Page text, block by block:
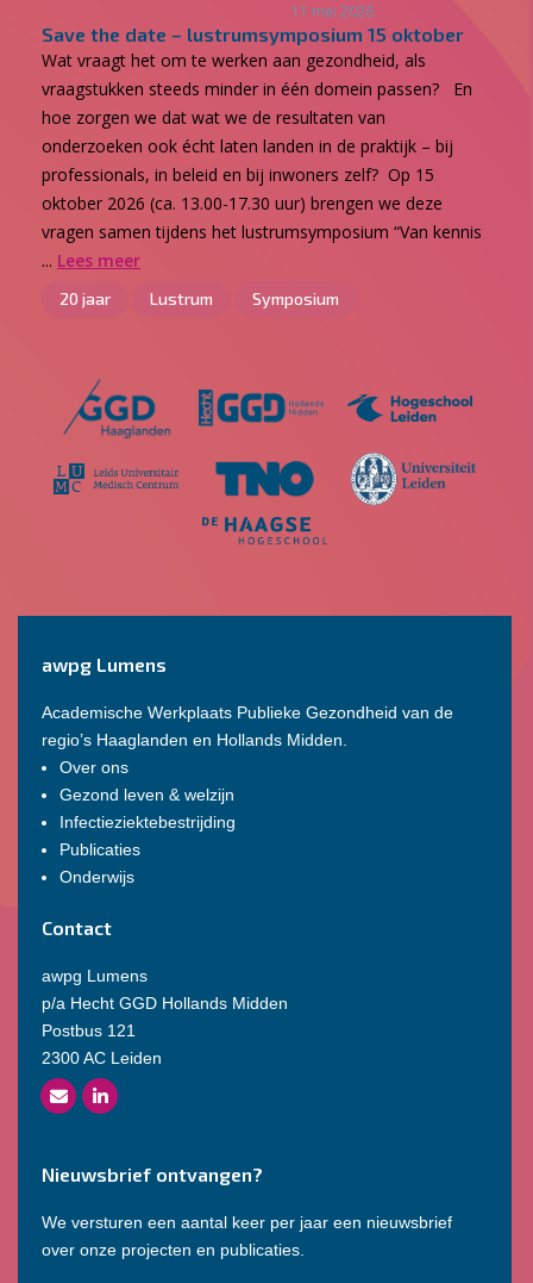
11 mei 2026
Save the date – lustrumsymposium 15 oktober
Wat vraagt het om te werken aan gezondheid, als
vraagstukken steeds minder in één domein passen? En
hoe zorgen we dat wat we de resultaten van
onderzoeken ook écht laten landen in de praktijk – bij
professionals, in beleid en bij inwoners zelf? Op 15
oktober 2026 (ca. 13.00-17.30 uur) brengen we deze
vragen samen tijdens het lustrumsymposium “Van kennis
... Lees meer
20 jaar Lustrum Symposium
awpg Lumens
Academische Werkplaats Publieke Gezondheid van de
regio’s Haaglanden en Hollands Midden.
Over ons
Gezond leven & welzijn
Infectieziektebestrijding
Publicaties
Onderwijs
Contact
awpg Lumens
p/a Hecht GGD Hollands Midden
Postbus 121
2300 AC Leiden
Nieuwsbrief ontvangen?
We versturen een aantal keer per jaar een nieuwsbrief
over onze projecten en publicaties.